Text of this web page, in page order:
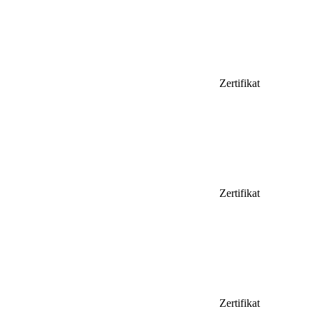
Zertifikat
Zertifikat
Zertifikat